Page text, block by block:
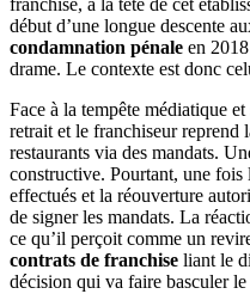
franchisé, à la tête de cet
début d’une longue descente
condamnation pénale en
drame. Le contexte est donc
Face à la tempête médiatique
retrait et le franchiseur reprend
restaurants via des mandats.
constructive. Pourtant, une fois
effectués et la réouverture
de signer les mandats. La
ce qu’il perçoit comme un
contrats de franchise liant le
décision qui va faire basculer